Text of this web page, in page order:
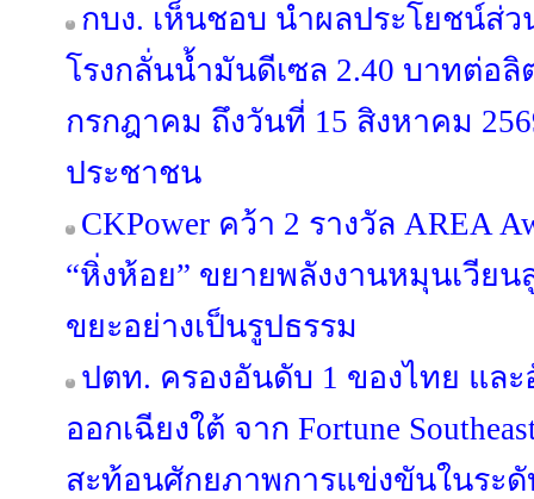
กบง. เห็นชอบ นำผลประโยชน์ส่
โรงกลั่นน้ำมันดีเซล 2.40 บาทต่อลิ
กรกฎาคม ถึงวันที่ 15 สิงหาคม
ประชาชน
CKPower คว้า 2 รางวัล AREA
“หิ่งห้อย” ขยายพลังงานหมุนเวีย
ขยะอย่างเป็นรูปธรรม
ปตท. ครองอันดับ 1 ของไทย และ
ออกเฉียงใต้ จาก Fortune
สะท้อนศักยภาพการแข่งขันในระ